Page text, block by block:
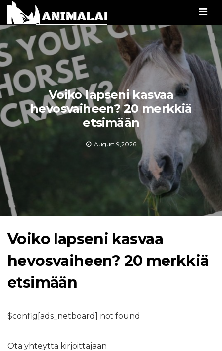
Voiko lapseni kasvaa
hevosvaiheen? 20 merkkiä
etsimään
August 9,2026
Voiko lapseni kasvaa
hevosvaiheen? 20 merkkiä
etsimään
$config[ads_netboard] not found
Ota yhteyttä kirjoittajaan